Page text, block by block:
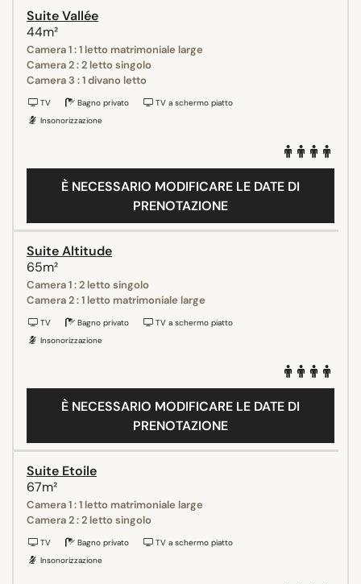
Suite Vallée
44m²
Camera 1 : 1 letto matrimoniale large
Camera 2 : 2 letto singolo
Camera 3 : 1 divano letto
TV Bagno privato
TV a schermo piatto
Insonorizzazione
È NECESSARIO MODIFICARE LE DATE DI
PRENOTAZIONE
Suite Altitude
65m²
Camera 1 : 2 letto singolo
Camera 2 : 1 letto matrimoniale large
TV Bagno privato
TV a schermo piatto
Insonorizzazione
È NECESSARIO MODIFICARE LE DATE DI
PRENOTAZIONE
Suite Etoile
67m²
Camera 1 : 1 letto matrimoniale large
Camera 2 : 2 letto singolo
TV Bagno privato
TV a schermo piatto
Insonorizzazione